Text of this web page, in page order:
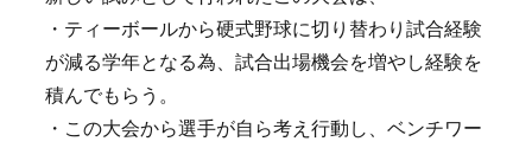
・ティーボールから硬式野球に切り替わり試合経験
が減る学年となる為、試合出場機会を増やし経験を
積んでもらう。
・この大会から選手が自ら考え行動し、ベンチワー